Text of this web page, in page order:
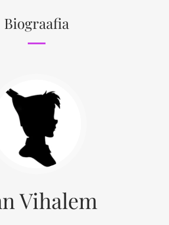
Biograafia
Vihalem